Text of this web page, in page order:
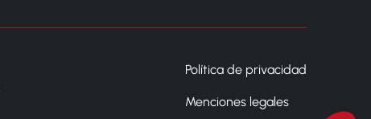
Política de privacidad
Menciones legales